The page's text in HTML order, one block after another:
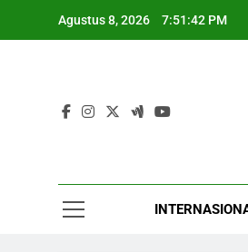
Agustus 8, 2026 7:51:43 PM